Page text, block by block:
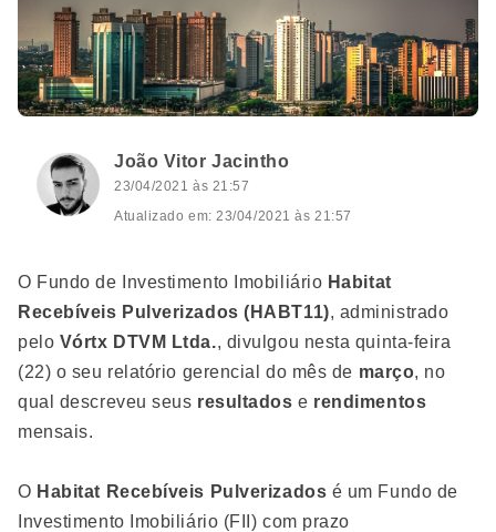
João Vitor Jacintho
23/04/2021 às 21:57
Atualizado em: 23/04/2021 às 21:57
O Fundo de Investimento Imobiliário Habitat
Recebíveis Pulverizados (HABT11), administrado
pelo Vórtx DTVM Ltda., divulgou nesta quinta-feira
(22) o seu relatório gerencial do mês de março, no
qual descreveu seus resultados e rendimentos
mensais.
O Habitat Recebíveis Pulverizados é um Fundo de
Investimento Imobiliário (FII) com prazo